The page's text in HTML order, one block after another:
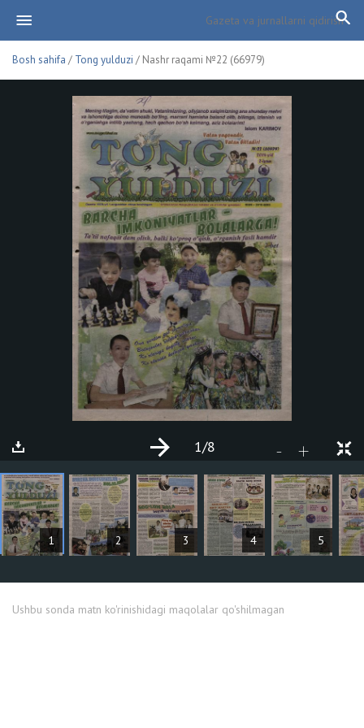
Bosh sahifa / Tong yulduzi / Nashr raqami №22 (66979)
1 2 3 4 5
- +
1/8
MAQOLALAR
Ushbu sonda matn ko'rinishidagi maqolalar qo'shilmagan